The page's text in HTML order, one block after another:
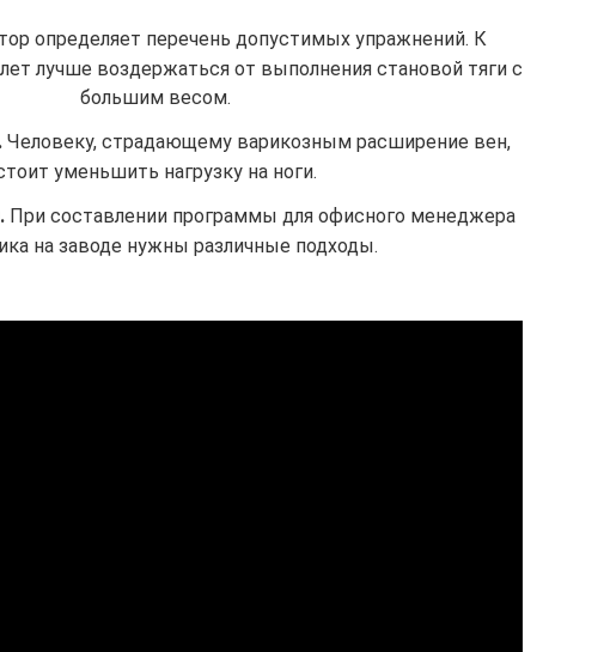
определяет перечень допустимых упражнений. К
лучше воздержаться от выполнения становой тяги с
большим весом.
Человеку, страдающему варикозным расширение вен,
уменьшить нагрузку на ноги.
При составлении программы для офисного менеджера
на заводе нужны различные подходы.